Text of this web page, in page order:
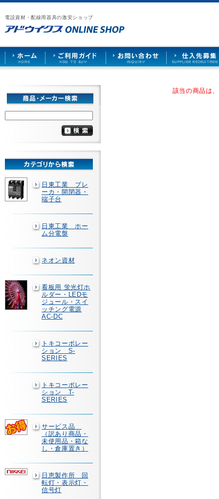
電設資材・配線用器具の激安ショップ
漏
電
ブ
レ
ー
カ
ー
や
照
ケ
ッ
ト
な
で
販
売
ア
ウ
イ
ス
HOME
ご
用
ガ
ド
お
い
合
せ
仕
先
募
日東工業 ブレ
ーカ・開閉器・
端子台
日東工業 ホー
ム分電盤
ネオン資材
看板用 蛍光灯ホ
ルダー・LEDモ
ジュール・スイ
ッチング電源
AC-DC
トキコーポレー
ション S-
SERIES
トキコーポレー
ション T-
SERIES
サービス品
（訳あり商品・
未使用品・箱な
し・倉庫置き）
日恵製作所 回
転灯・表示灯・
信号灯
該当の商品は